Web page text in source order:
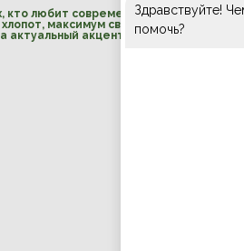
кто любит современный стиль и
максимум свежести и зелёной
актуальный акцент для жизни и работы.
Здравствуйте!
помочь?